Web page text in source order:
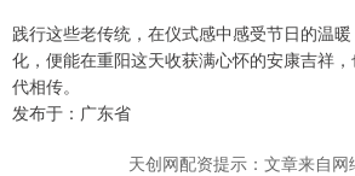
践行这些老传统，在仪式感中感受节日的温
化，便能在重阳这天收获满心怀的安康吉祥
代相传。
发布于：广东省
天创网配资提示：文章来自网